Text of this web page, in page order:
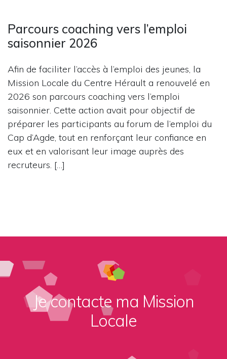
Parcours coaching vers l’emploi
saisonnier 2026
Afin de faciliter l’accès à l’emploi des jeunes, la
Mission Locale du Centre Hérault a renouvelé en
2026 son parcours coaching vers l’emploi
saisonnier. Cette action avait pour objectif de
préparer les participants au forum de l’emploi du
Cap d’Agde, tout en renforçant leur confiance en
eux et en valorisant leur image auprès des
recruteurs. […]
Je contacte ma Mission
Locale